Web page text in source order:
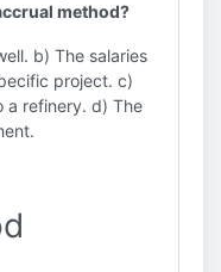
method?
b) The salaries
project. c)
a refinery. d) The